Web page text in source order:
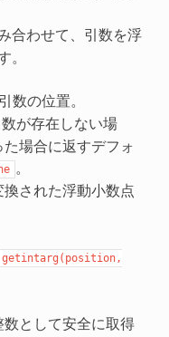
合わせて、引数を浮
。
数の位置。
が存在しない場
場合に返すデフォ
。
換された浮動小数点
getintarg(position,
として安全に取得